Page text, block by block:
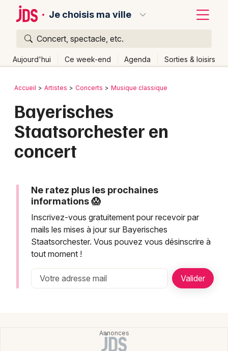
Je choisis ma ville
Concert, spectacle, etc.
Aujourd'hui Ce week-end Agenda Sorties & loisirs
Publier un événement
Grands événements
Manifestations
Foires & salons
Concerts
Bordeaux
Colmar
Lille
Marseille
Montpellier
Nantes
Nice
Retour
Accueil Artistes Concerts Musique classique
Bayerisches
Staatsorchester en
concert
Ne ratez plus les prochaines
informations 😱
Inscrivez-vous gratuitement pour recevoir par
mails les mises à jour sur Bayerisches
Staatsorchester. Vous pouvez vous désinscrire à
tout moment !
Quoi ?
Où ?
Quand ?
Aujourd'hui
Demain Ce week-end Autre